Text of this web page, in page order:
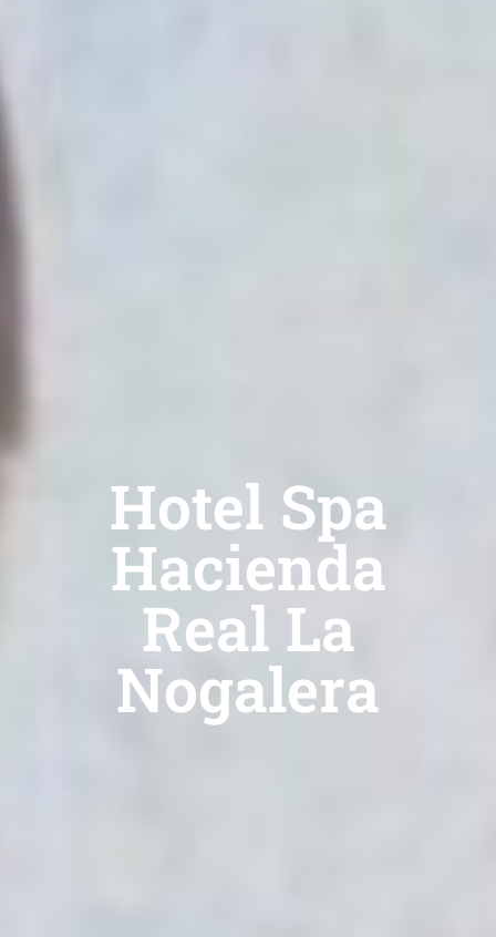
Hotel Spa
Hacienda
Real La
Nogalera